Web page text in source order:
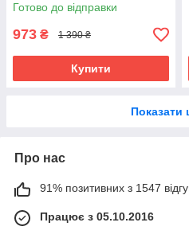
Готово до відправки
973 ₴ 1 390 ₴
Купити
Показати
Про нас
91% позитивних з 1547
Працює з 05.10.2016